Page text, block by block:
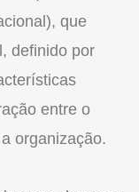
que
definido por
entre o
organização.